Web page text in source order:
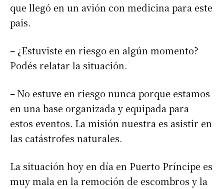
que llegó en un avión con medicina para este
pais.
– ¿Estuviste en riesgo en algún momento?
Podés relatar la situación.
– No estuve en riesgo nunca porque estamos
en una base organizada y equipada para
estos eventos. La misión nuestra es asistir en
las catástrofes naturales.
La situación hoy en día en Puerto Príncipe es
muy mala en la remoción de escombros y la